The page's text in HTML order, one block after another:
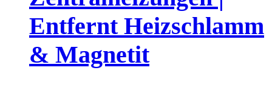
Entfernt Heizschlamm
& Magnetit